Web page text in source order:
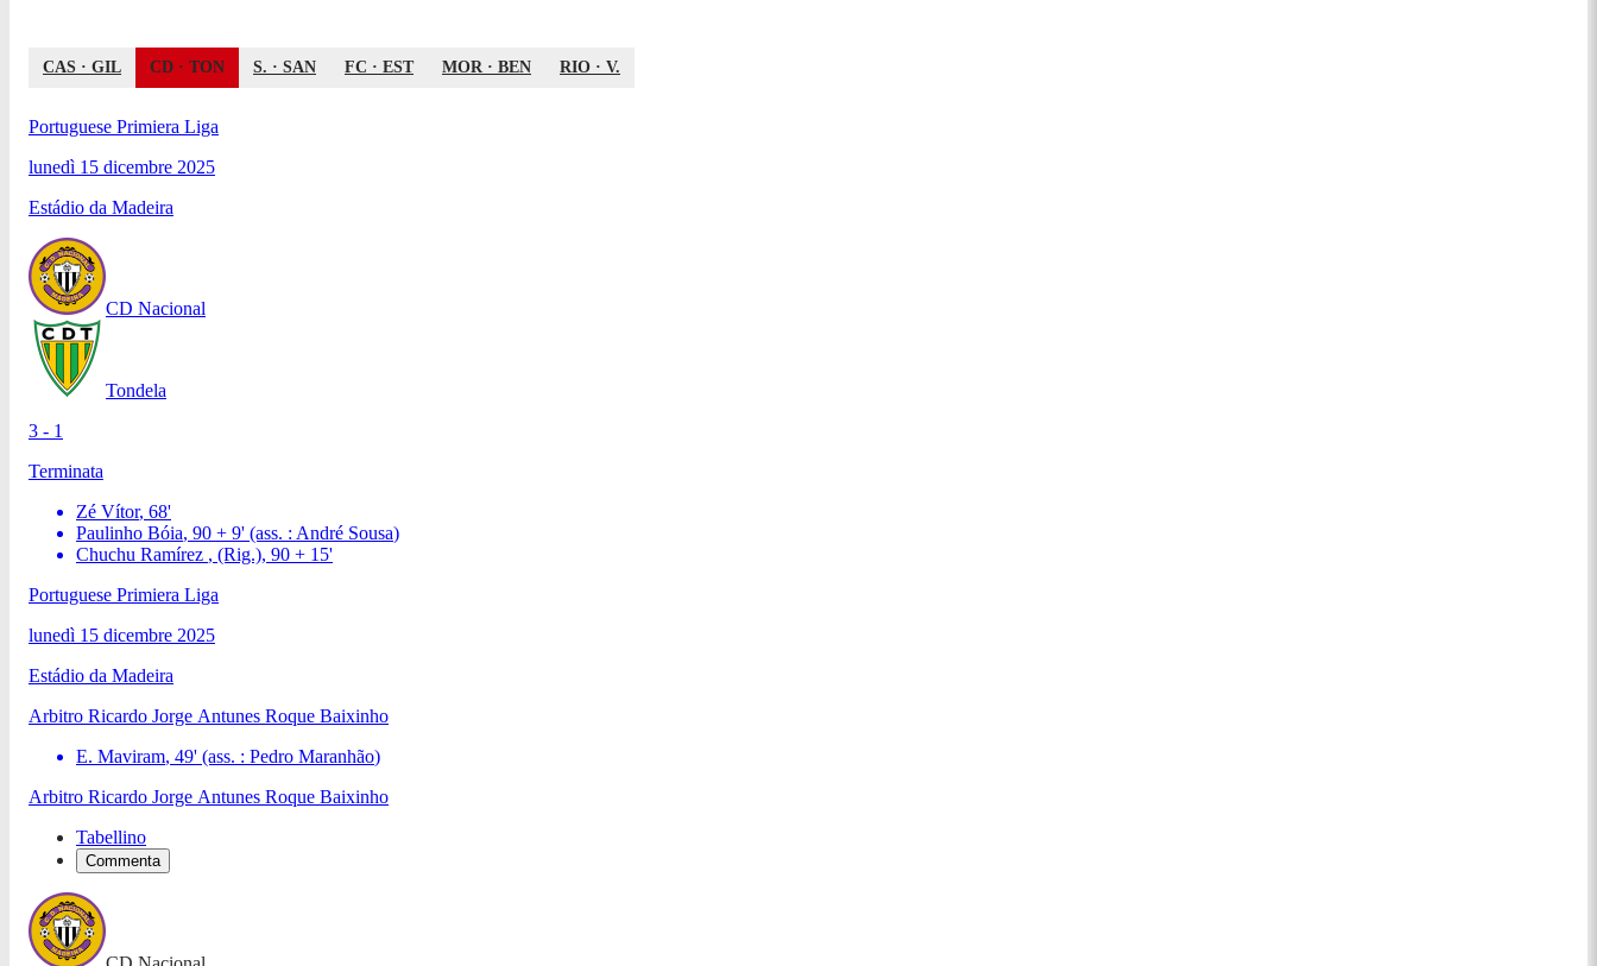
CAS · GIL CD · TON S. · SAN FC · EST MOR · BEN RIO · V.
Portuguese Primiera Liga
lunedì 15 dicembre 2025
Estádio da Madeira
CD Nacional
Tondela
3 - 1
Terminata
Zé Vítor, 68'
Paulinho Bóia, 90 + 9' (ass. : André Sousa)
Chuchu Ramírez , (Rig.), 90 + 15'
Portuguese Primiera Liga
lunedì 15 dicembre 2025
Estádio da Madeira
Arbitro Ricardo Jorge Antunes Roque Baixinho
E. Maviram, 49' (ass. : Pedro Maranhão)
Arbitro Ricardo Jorge Antunes Roque Baixinho
Tabellino
Commenta